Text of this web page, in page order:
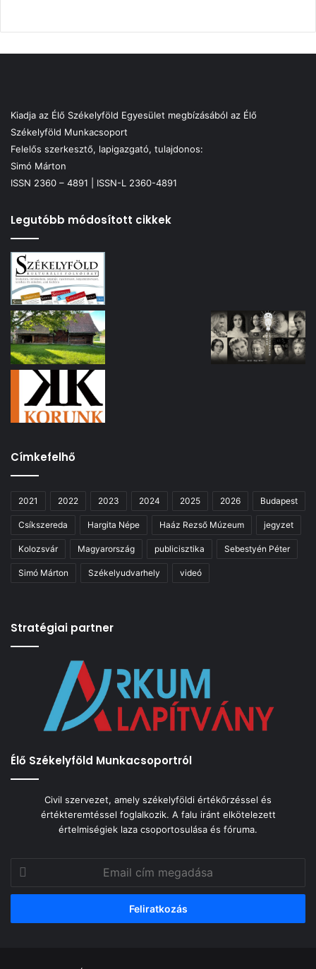
Kiadja az Élő Székelyföld Egyesület megbízásából az Élő
Székelyföld Munkacsoport
Felelős szerkesztő, lapigazgató, tulajdonos:
Simó Márton
ISSN 2360 – 4891 | ISSN-L 2360-4891
Legutóbb módosított cikkek
Címkefelhő
2021 2022 2023 2024 2025 2026 Budapest
Csíkszereda Hargita Népe Haáz Rezső Múzeum jegyzet
Kolozsvár Magyarország publicisztika Sebestyén Péter
Simó Márton Székelyudvarhely videó
Stratégiai partner
Élő Székelyföld Munkacsoportról
Civil szervezet, amely székelyföldi értékőrzéssel és
értékteremtéssel foglalkozik. A falu iránt elkötelezett
értelmiségiek laza csoportosulása és fóruma.
cím
megadása